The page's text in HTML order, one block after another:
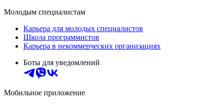
Молодым специалистам
Карьера для молодых специалистов
Школа программистов
Карьера в некоммерческих организациях
Боты для уведомлений
Мобильное приложение